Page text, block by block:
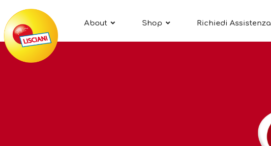
About Shop Richiedi Assistenza